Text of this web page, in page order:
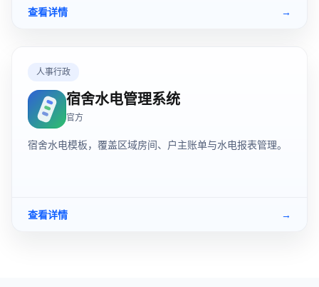
查看详情 →
人事行政
宿舍水电管理系统
官方
宿舍水电模板，覆盖区域房间、户主账单与水电报表管理。
查看详情 →